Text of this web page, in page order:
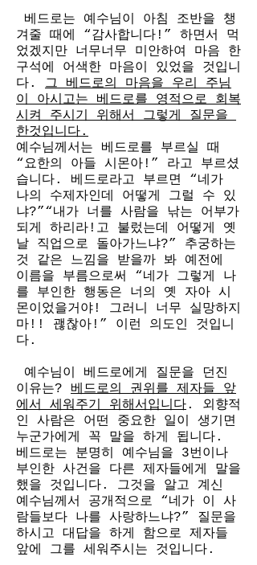
겨줄 때에 “감사합니다!” 하면서 먹
었겠지만 너무너무 미안하여 마음 한
구석에 어색한 마음이 있었을 것입니
다. 그 베드로의 마음을 우리 주님
이 아시고는 베드로를 영적으로 회복
시켜 주시기 위해서 그렇게 질문을
한것입니다.
예수님께서는 베드로를 부르실 때
“요한의 아들 시몬아!” 라고 부르셨
습니다. 베드로라고 부르면 “네가
나의 수제자인데 어떻게 그럴 수 있
냐?”“내가 너를 사람을 낚는 어부가
되게 하리라!고 불렀는데 어떻게 옛
날 직업으로 돌아가느냐?” 추궁하는
것 같은 느낌을 받을까 봐 예전에
이름을 부름으로써 “네가 그렇게 나
를 부인한 행동은 너의 옛 자아 시
몬이었을거야! 그러니 너무 실망하지
마!! 괞찮아!” 이런 의도인 것입니
다.
이유는? 베드로의 권위를 제자들 앞
에서 세워주기 위해서입니다. 외향적
인 사람은 어떤 중요한 일이 생기면
누군가에게 꼭 말을 하게 됩니다.
베드로는 분명히 예수님을 3번이나
부인한 사건을 다른 제자들에게 말을
했을 것입니다. 그것을 알고 계신
예수님께서 공개적으로 “네가 이 사
람들보다 나를 사랑하느냐?” 질문을
하시고 대답을 하게 함으로 제자들
앞에 그를 세워주시는 것입니다.